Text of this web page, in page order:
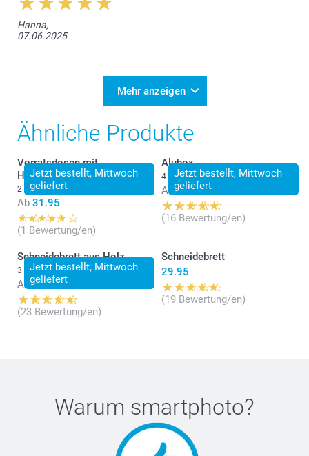
Hanna,
07.06.2025
Mehr anzeigen
Ähnliche Produkte
Jetzt bestellt, Mittwoch
geliefert
Vorratsdosen mit
Holzdeckel
2 Varianten
Ab 31.95
(1 Bewertung/en)
Jetzt bestellt, Mittwoch
geliefert
Alubox
4 Varianten
Ab 18.95
(16 Bewertung/en)
Jetzt bestellt, Mittwoch
geliefert
Schneidebrett aus Holz
3 Varianten
Ab 34.95
(23 Bewertung/en)
Schneidebrett
29.95
(19 Bewertung/en)
Warum smartphoto?